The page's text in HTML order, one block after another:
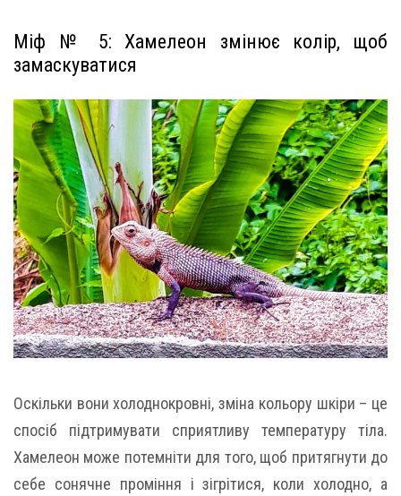
Міф № 5: Хамелеон змінює колір, щоб
замаскуватися
Оскільки вони холоднокровні, зміна кольору шкіри – це
спосіб підтримувати сприятливу температуру тіла.
Хамелеон може потемніти для того, щоб притягнути до
себе сонячне проміння і зігрітися, коли холодно, а